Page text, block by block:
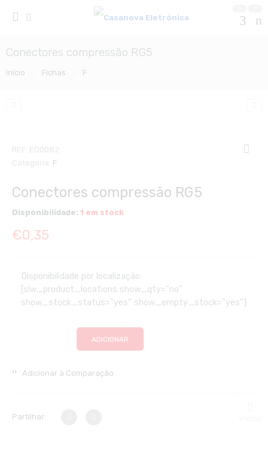
Conectores compressão RG5
Início Fichas F
REF: ED0082
Categoria: F
Conectores compressão RG5
Disponibilidade: 1 em stock
€0,35
Disponibilidade por localização:
[slw_product_locations show_qty=”no”
show_stock_status=”yes” show_empty_stock=”yes”]
ADICIONAR
Adicionar à Comparação
Partilhar: